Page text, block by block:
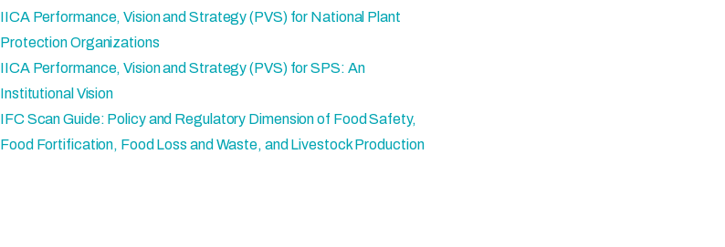
IICA Performance, Vision and Strategy (PVS) for National Plant
Protection Organizations
IICA Performance, Vision and Strategy (PVS) for SPS: An
Institutional Vision
IFC Scan Guide: Policy and Regulatory Dimension of Food Safety,
Food Fortification, Food Loss and Waste, and Livestock Production